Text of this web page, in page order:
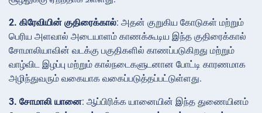
2. கிரேவியின் குதிரைக்கால்: அதன் குறுகிய கோடுகள் மற்றும்
பெரிய அளவால் அடையாளம் காணக்கூடிய இந்த குதிரைக்கால்
சோமாலியாவின் வடக்கு பகுதிகளில் காணப்படுகிறது மற்றும்
வாழ்விட இழப்பு மற்றும் கால்நடைகளுடனான போட்டி காரணமாக
அழிந்துவரும் வகையாக வகைப்படுத்தப்பட்டுள்ளது.
3. சோமாலி யானை: ஆப்பிரிக்க யானையின் இந்த துணையினம்